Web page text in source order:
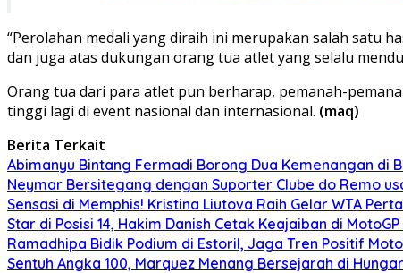
“Perolahan medali yang diraih ini merupakan salah satu
dan juga atas dukungan orang tua atlet yang selalu
Orang tua dari para atlet pun berharap, pemanah-
tinggi lagi di event nasional dan internasional. (maq)
Berita Terkait
Abimanyu Bintang Fermadi Borong Dua Kemenangan di
Neymar Bersitegang dengan Suporter Clube do Remo
Sensasi di Memphis! Kristina Liutova Raih Gelar WTA
Star di Posisi 14, Hakim Danish Cetak Keajaiban di MotoGP
Ramadhipa Bidik Podium di Estoril, Jaga Tren Positif
Sentuh Angka 100, Marquez Menang Bersejarah di